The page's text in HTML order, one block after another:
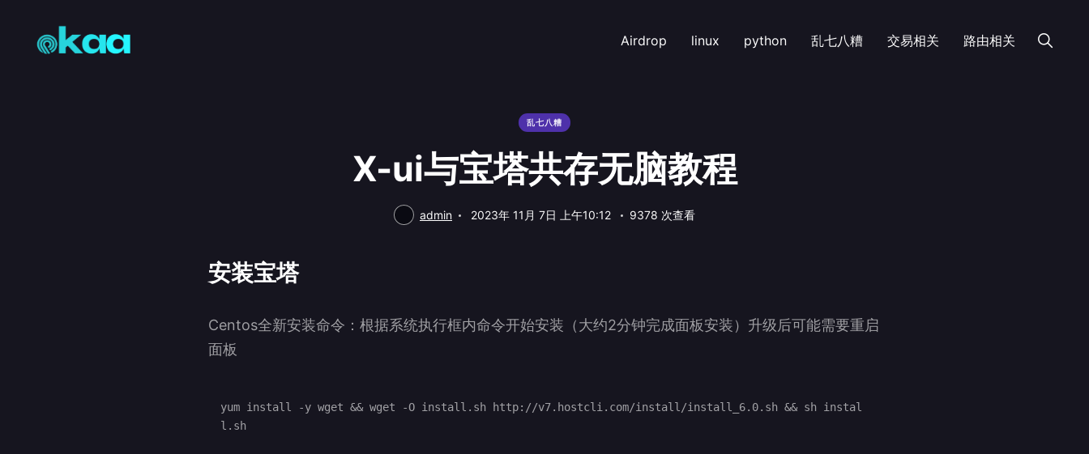
Airdrop linux python 乱七八糟 交易相关 路由相关
乱七八糟
X-ui与宝塔共存无脑教程
admin 2023年 11月 7日 上午10:12 9378 次查看
安装宝塔
Centos全新安装命令：根据系统执行框内命令开始安装（大约2分钟完成面板安装）升级后可能需要重启
面板
yum install -y wget && wget -O install.sh http://v7.hostcli.com/install/install_6.0.sh && sh instal